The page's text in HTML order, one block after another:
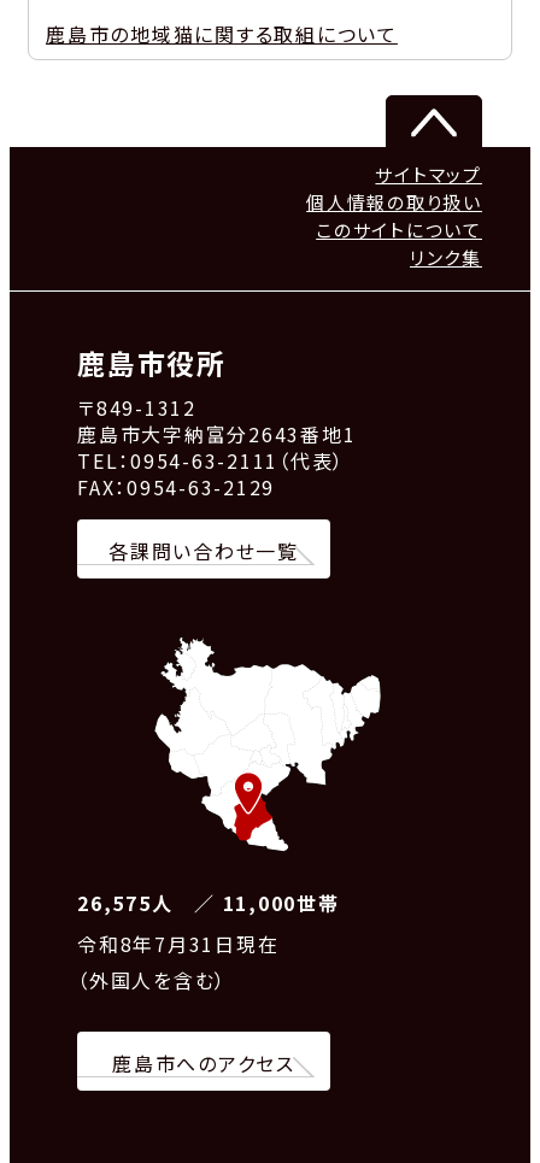
鹿島市の地域猫に関する取組について
サイトマップ
個人情報の取り扱い
このサイトについて
リンク集
鹿島市役所
〒849-1312
鹿島市大字納富分2643番地1
TEL：0954-63-2111（代表）
FAX：0954-63-2129
各課問い合わせ一覧
26,575人 ／ 11,000世帯
令和8年7月31日現在
（外国人を含む）
鹿島市へのアクセス